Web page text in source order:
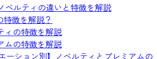
ルティの違いと特徴を解説
徴を解説？
の特徴を解説
の特徴を解説
ション別】ノベルティとプレミアムの